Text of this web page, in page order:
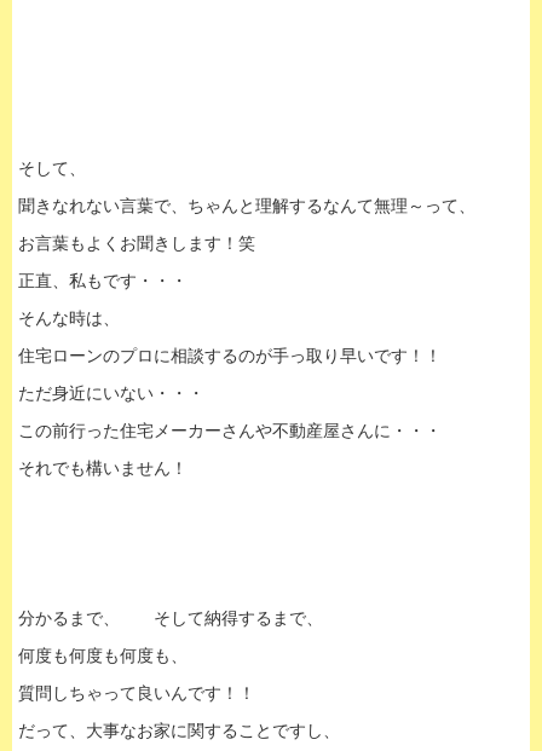
そして、
聞きなれない言葉で、ちゃんと理解するなんて無理～って、
お言葉もよくお聞きします！笑
正直、私もです・・・
そんな時は、
住宅ローンのプロに相談するのが手っ取り早いです！！
ただ身近にいない・・・
この前行った住宅メーカーさんや不動産屋さんに・・・
それでも構いません！
分かるまで、 そして納得するまで、
何度も何度も何度も、
質問しちゃって良いんです！！
だって、大事なお家に関することですし、